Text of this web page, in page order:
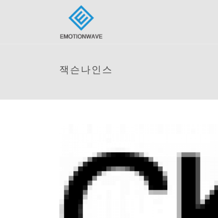
잭슨나인스